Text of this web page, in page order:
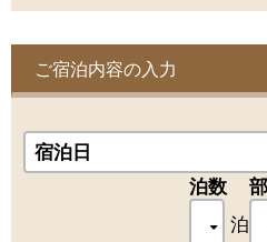
※アジアンスタイル客室の他に、
部屋もございます。
そのため客室お写真も一例とな
※歯ブラシ、ヘアブラシ、カミ
はロビーに設置のアメニティコ
必要なアメニティをお部屋へお
ご宿泊内容の入力
宿泊日
泊数
泊